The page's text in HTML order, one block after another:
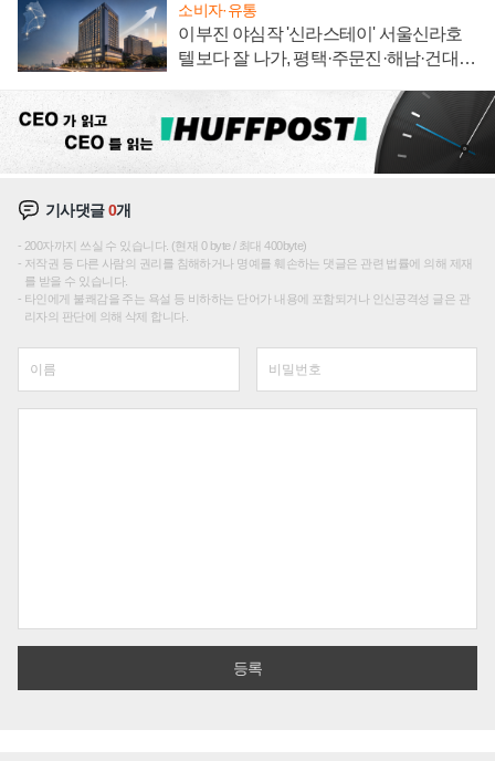
소비자·유통
이부진 야심작 '신라스테이' 서울신라호
텔보다 잘 나가, 평택·주문진·해남·건대로
기사댓글0개
200자까지 쓰실 수 있습니다. (현재 0 byte / 최대 400byte)
저작권 등 다른 사람의 권리를 침해하거나 명예를 훼손하는 댓글은 관련 법률에 의해 제재
를 받을 수 있습니다.
타인에게 불쾌감을 주는 욕설 등 비하하는 단어가 내용에 포함되거나 인신공격성 글은 관
리자의 판단에 의해 삭제 합니다.